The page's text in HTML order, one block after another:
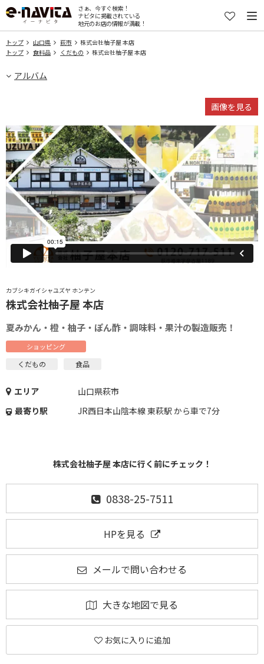
さぁ、今すぐ検索！
ナビタに掲載されている
地元のお店の情報が満載！
トップ 山口県 萩市
株式会社柚子屋 本店
トップ
食料品 くだもの 株式会社柚子屋 本店
アルバム
カブシキガイシャユズヤ ホンテン
株式会社柚子屋 本店
夏みかん・橙・柚子・ぽん酢・調味料・果汁の製造販売！
ショッピング
くだもの 食品
エリア
山口県萩市
最寄り駅
JR西日本山陰本線 東萩駅 から車で7分
株式会社柚子屋 本店に行く前にチェック！
0838-25-7511
HPを見る
メールで問い合わせる
大きな地図で見る
お気に入りに追加
画像を見る